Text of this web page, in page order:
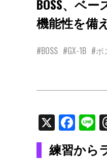
BOSS、ベ
機能性を備
#BOSS #GX-1B #ボ
X
練習から